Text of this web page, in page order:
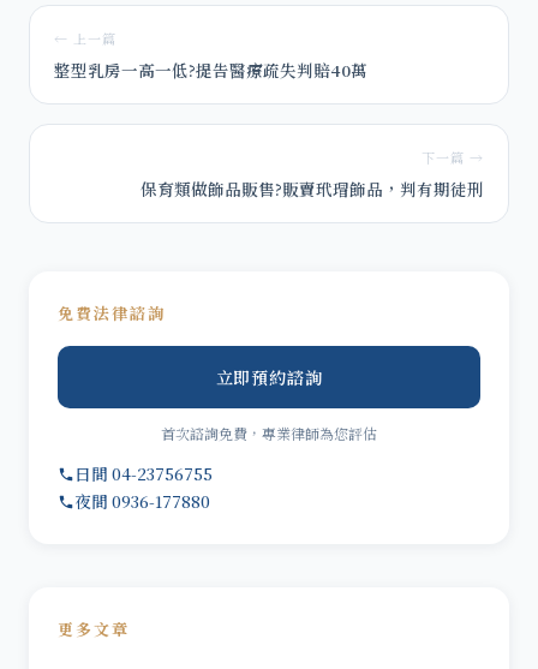
← 上一篇
整型乳房一高一低?提告醫療疏失判賠40萬
下一篇 →
保育類做飾品販售?販賣玳瑁飾品，判有期徒刑
免費法律諮詢
立即預約諮詢
首次諮詢免費，專業律師為您評估
日間 04-23756755
夜間 0936-177880
更多文章